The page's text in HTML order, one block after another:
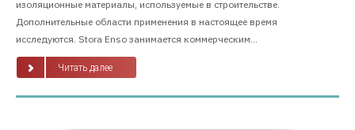
изоляционные материалы, используемые в строительстве.
Дополнительные области применения в настоящее время
исследуются. Stora Enso занимается коммерческим...
Читать далее